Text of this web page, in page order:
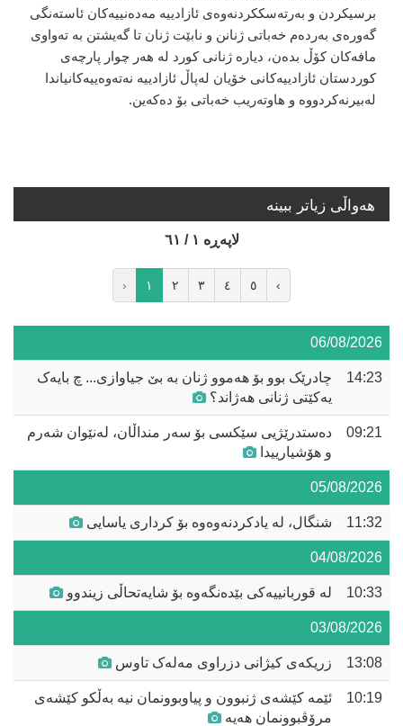
برسیكردن و بەرتەسككردنەوەی ئازادییە مەدەنییەكان ئاستەنگی
گەورەی بەردەم خەباتی ژنانن و نابێت ژنان تا گەیشتن بە تەواوی
مافەكان كۆڵ بدەن، دیارە ژنانی كورد لە هەر چوار پارچەی
كوردستان ئازادییەكانی خۆیان لەپاڵ ئازادییە نەتەوەییەكانیاندا
لەبیرنەكردووە و هاوتەریب خەباتی بۆ دەكەین.
هه‌واڵی زیاتر ببینە
لاپه‌ڕه‌ ١ / ٦١
‹ ١ ٢ ٣ ٤ ٥ ›
06/08/2026
14:23
چادرێک بوو بۆ هەموو ژنان بە بێ جیاوازی... چ بایەک
یەکێتی ژنانی هەژاند؟
09:21
دەستدرێژیی سێکسی بۆ سەر منداڵان، لەنێوان شەرم
و هۆشیارییدا
05/08/2026
11:32 شنگال، لە یادکردنەوەوە بۆ کرداری یاسایی
04/08/2026
10:33 لە قوربانییەکی بێدەنگەوە بۆ شایەتحاڵی زیندوو
03/08/2026
13:08 زریکەی کیژانی دزراوی مەلەک تاوس
10:19
ئێمە کێشەی ژنبوون و پیاوبوونمان نیە بەڵکو کێشەی
مرۆڤبوونمان هەیە